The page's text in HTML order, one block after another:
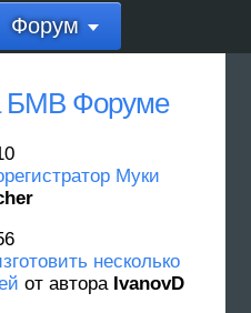
Форум
БМВ Форуме
Муки
несколько
от автора IvanovD